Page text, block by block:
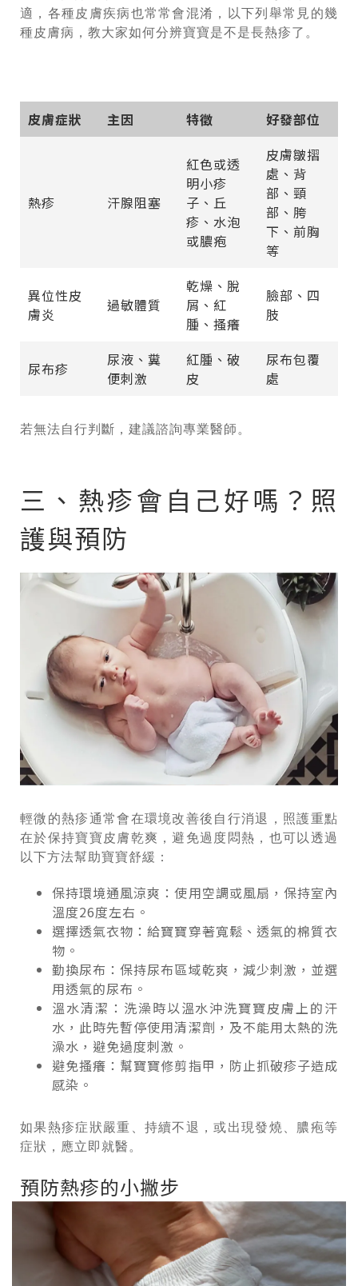
適，各種皮膚疾病也常常會混淆，以下列舉常見的幾
種皮膚病，教大家如何分辨寶寶是不是長熱疹了。
皮膚症狀 主因 特徵 好發部位
熱疹 汗腺阻塞
紅色或透
明小疹
子、丘
疹、水泡
或膿疱
皮膚皺摺
處、背
部、頸
部、胯
下、前胸
等
異位性皮
膚炎
過敏體質
乾燥、脫
屑、紅
腫、搔癢
臉部、四
肢
尿布疹
尿液、糞
便刺激
紅腫、破
皮
尿布包覆
處
若無法自行判斷，建議諮詢專業醫師。
三、熱疹會自己好嗎？照
護與預防
輕微的熱疹通常會在環境改善後自行消退，照護重點
在於保持寶寶皮膚乾爽，避免過度悶熱，也可以透過
以下方法幫助寶寶舒緩：
保持環境通風涼爽：使用空調或風扇，保持室內
溫度26度左右。
選擇透氣衣物：給寶寶穿著寬鬆、透氣的棉質衣
物。
勤換尿布：保持尿布區域乾爽，減少刺激，並選
用透氣的尿布。
溫水清潔：洗澡時以溫水沖洗寶寶皮膚上的汗
水，此時先暫停使用清潔劑，及不能用太熱的洗
澡水，避免過度刺激。
避免搔癢：幫寶寶修剪指甲，防止抓破疹子造成
感染。
如果熱疹症狀嚴重、持續不退，或出現發燒、膿疱等
症狀，應立即就醫。
預防熱疹的小撇步